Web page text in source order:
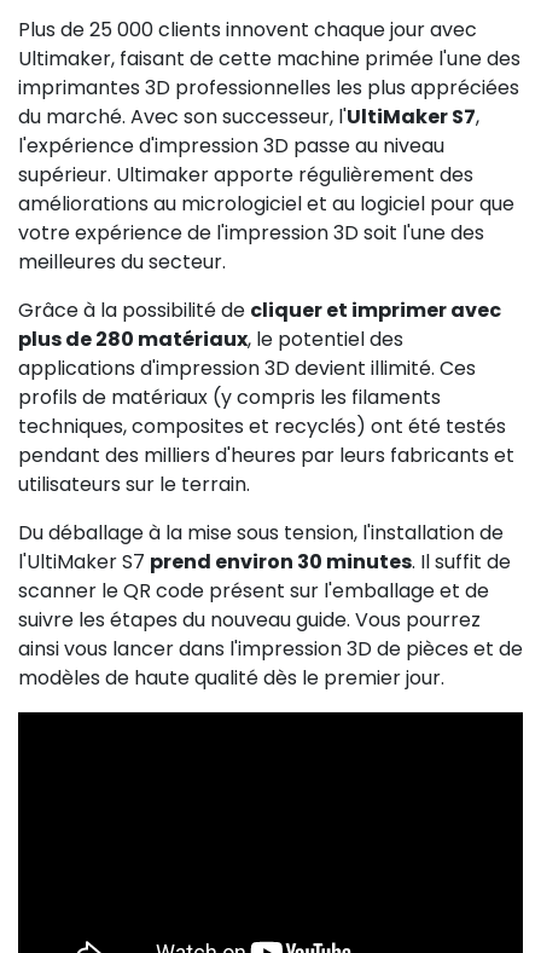
Plus de 25 000 clients innovent chaque jour avec
Ultimaker, faisant de cette machine primée l'une des
imprimantes 3D professionnelles les plus appréciées
du marché. Avec son successeur, l'UltiMaker S7,
l'expérience d'impression 3D passe au niveau
supérieur. Ultimaker apporte régulièrement des
améliorations au micrologiciel et au logiciel pour que
votre expérience de l'impression 3D soit l'une des
meilleures du secteur.
Grâce à la possibilité de cliquer et imprimer avec
plus de 280 matériaux, le potentiel des
applications d'impression 3D devient illimité. Ces
profils de matériaux (y compris les filaments
techniques, composites et recyclés) ont été testés
pendant des milliers d'heures par leurs fabricants et
utilisateurs sur le terrain.
Du déballage à la mise sous tension, l'installation de
l'UltiMaker S7 prend environ 30 minutes. Il suffit de
scanner le QR code présent sur l'emballage et de
suivre les étapes du nouveau guide. Vous pourrez
ainsi vous lancer dans l'impression 3D de pièces et de
modèles de haute qualité dès le premier jour.